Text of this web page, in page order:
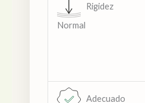
Normal
Adecuado